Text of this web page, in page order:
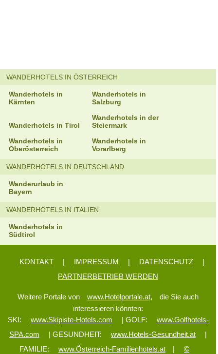
WANDERHOTELS IN ÖSTERREICH
Wanderhotels in
Kärnten
Wanderhotels in
Salzburg
Wanderhotels in Tirol
Wanderhotels in der
Steiermark
Wanderhotels in
Oberösterreich
Wanderhotels in
Vorarlberg
WANDERHOTELS IN DEUTSCHLAND
Wanderurlaub in
Bayern
WANDERHOTELS IN ITALIEN
Wanderhotels in
Südtirol
KONTAKT | IMPRESSUM | DATENSCHUTZ
|
PARTNERBETRIEB WERDEN
Weitere Portale von www.Hotelportale.at,
die Sie auch
interessieren könnten:
SKI:
www.Skipiste-Hotels.com | GOLF:
www.Golfhotels-
SPA.com
| GESUNDHEIT: www.Hotels-Gesundheit.at
|
FAMILIE:
www.Österreich-Familienhotels.at | ©